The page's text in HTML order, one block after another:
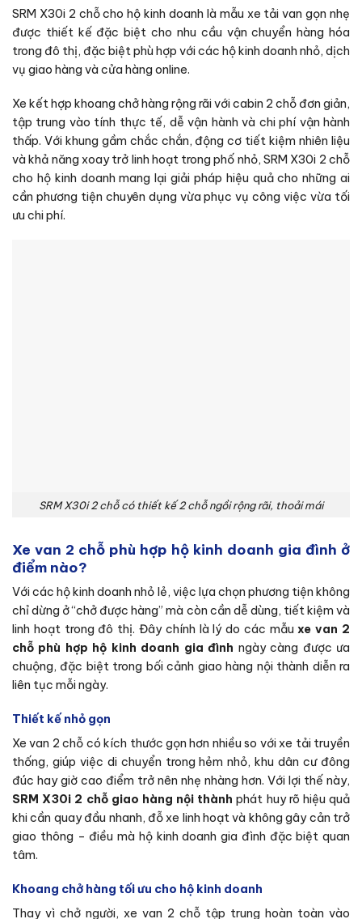
SRM X30i 2 chỗ cho hộ kinh doanh là mẫu xe tải van gọn nhẹ
được thiết kế đặc biệt cho nhu cầu vận chuyển hàng hóa
trong đô thị, đặc biệt phù hợp với các hộ kinh doanh nhỏ, dịch
vụ giao hàng và cửa hàng online.
Xe kết hợp khoang chở hàng rộng rãi với cabin 2 chỗ đơn giản,
tập trung vào tính thực tế, dễ vận hành và chi phí vận hành
thấp. Với khung gầm chắc chắn, động cơ tiết kiệm nhiên liệu
và khả năng xoay trở linh hoạt trong phố nhỏ, SRM X30i 2 chỗ
cho hộ kinh doanh mang lại giải pháp hiệu quả cho những ai
cần phương tiện chuyên dụng vừa phục vụ công việc vừa tối
ưu chi phí.
SRM X30i 2 chỗ có thiết kế 2 chỗ ngồi rộng rãi, thoải mái
Xe van 2 chỗ phù hợp hộ kinh doanh gia đình ở
điểm nào?
Với các hộ kinh doanh nhỏ lẻ, việc lựa chọn phương tiện không
chỉ dừng ở “chở được hàng” mà còn cần dễ dùng, tiết kiệm và
linh hoạt trong đô thị. Đây chính là lý do các mẫuxe van 2
chỗ phù hợp hộ kinh doanh gia đình ngày càng được ưa
chuộng, đặc biệt trong bối cảnh giao hàng nội thành diễn ra
liên tục mỗi ngày.
Thiết kế nhỏ gọn
Xe van 2 chỗ có kích thước gọn hơn nhiều so với xe tải truyền
thống, giúp việc di chuyển trong hẻm nhỏ, khu dân cư đông
đúc hay giờ cao điểm trở nên nhẹ nhàng hơn. Với lợi thế này,
SRM X30i 2 chỗ giao hàng nội thành phát huy rõ hiệu quả
khi cần quay đầu nhanh, đỗ xe linh hoạt và không gây cản trở
giao thông – điều mà hộ kinh doanh gia đình đặc biệt quan
tâm.
Khoang chở hàng tối ưu cho hộ kinh doanh
Thay vì chở người, xe van 2 chỗ tập trung hoàn toàn vào